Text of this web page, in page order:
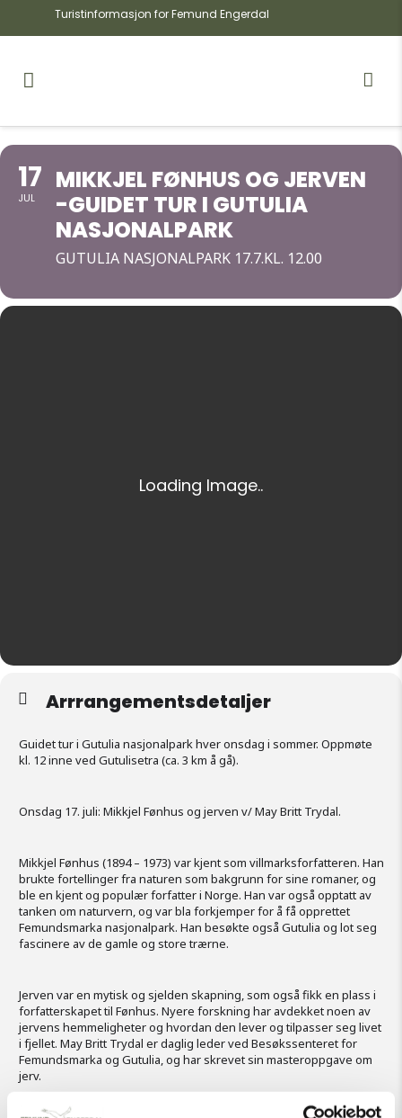
Turistinformasjon for Femund Engerdal
17
JUL
MIKKJEL FØNHUS OG JERVEN
-GUIDET TUR I GUTULIA
NASJONALPARK
GUTULIA NASJONALPARK 17.7.KL. 12.00
Arrrangementsdetaljer
Guidet tur i Gutulia nasjonalpark hver onsdag i sommer. Oppmøte
kl. 12 inne ved Gutulisetra (ca. 3 km å gå).
Onsdag 17. juli: Mikkjel Fønhus og jerven v/ May Britt Trydal.
Mikkjel Fønhus (1894 – 1973) var kjent som villmarksforfatteren. Han
brukte fortellinger fra naturen som bakgrunn for sine romaner, og
ble en kjent og populær forfatter i Norge. Han var også opptatt av
tanken om naturvern, og var bla forkjemper for å få opprettet
Femundsmarka nasjonalpark. Han besøkte også Gutulia og lot seg
fascinere av de gamle og store trærne.
Jerven var en mytisk og sjelden skapning, som også fikk en plass i
forfatterskapet til Fønhus. Nyere forskning har avdekket noen av
jervens hemmeligheter og hvordan den lever og tilpasser seg livet
i fjellet. May Britt Trydal er daglig leder ved Besøkssenteret for
Femundsmarka og Gutulia, og har skrevet sin masteroppgave om
jerv.